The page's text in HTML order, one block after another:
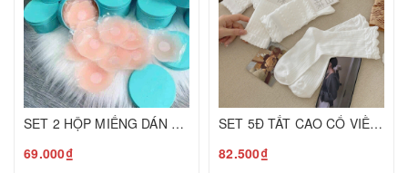
SET 2 HỘP MIẾNG DÁN NHŨ HOA XANH C25070513
69.000₫
SET 5Đ TẤT CAO CỔ VIỀN BÈO C25080107
82.500₫